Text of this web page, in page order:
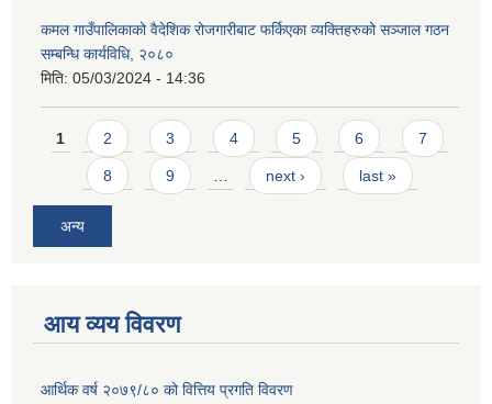
कमल गाउँपालिकाको वैदेशिक रोजगारीबाट फर्किएका व्यक्तिहरुको सञ्जाल गठन
सम्बन्धि कार्यविधि, २०८०
मिति: 05/03/2024 - 14:36
Pages
1 2 3 4 5 6 7
8 9 next › last »
अन्य
आय व्यय विवरण
आर्थिक वर्ष २०७९/८० को वित्तिय प्रगति विवरण